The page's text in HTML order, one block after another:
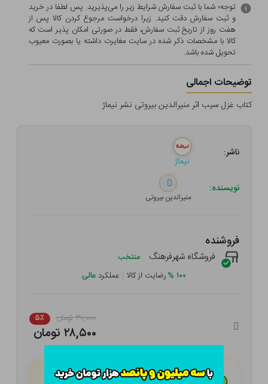
توجه؛ شما با ثبت سفارش شرایط زیر را می‌پذیرید. پس لطفا در خرید
و ثبت سفارش دقت کنید. زیرا درخواست مرجوع کردن کالا پس از
هفت روز از تاریخ ثبت سفارش، فقط در صورتی امکان پذیر است که
کالا با مشخصات ذکر شده در سایت مغایرت داشته یا بصورت معيوب
تحویل شده باشد.
توضیحات اجمالی
کتاب غزل سیب اثر منیرالدین بیروتی نشر نیماژ
ناشر:
نیماژ
نویسنده:
منیرالدین بیروتی
فروشنده
فروشگاه شهرفرهنگ منتخب
۱۰۰ %رضایت از کالا | عملکرد عالی
۳۰,۰۰۰ تومان ۵٪
۲۸,۵۰۰ تومان
هـر قسط با تــرب‌پــی:۷,۱۲۵ تومان